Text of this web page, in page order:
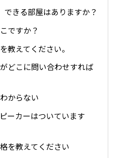
きる部屋はありますか？
ですか？
教えてください。
どこに問い合わせすれば
からない
ーカーはついています
を教えてください